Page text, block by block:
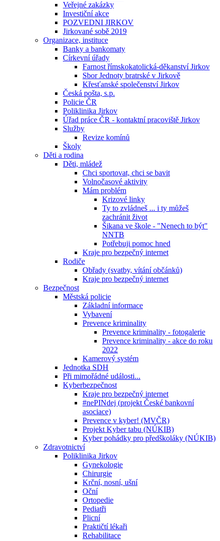
Veřejné zakázky
Investiční akce
POZVEDNI JIRKOV
Jirkované sobě 2019
Organizace, instituce
Banky a bankomaty
Církevní úřady
Farnost římskokatolická-děkanství Jirkov
Sbor Jednoty bratrské v Jirkově
Křesťanské společenství Jirkov
Česká pošta, s.p.
Policie ČR
Poliklinika Jirkov
Úřad práce ČR - kontaktní pracoviště Jirkov
Služby
Revize komínů
Školy
Děti a rodina
Děti, mládež
Chci sportovat, chci se bavit
Volnočasové aktivity
Mám problém
Krizové linky
Ty to zvládneš ... i ty můžeš
zachránit život
Šikana ve škole - "Nenech to být"
NNTB
Potřebuji pomoc hned
Kraje pro bezpečný internet
Rodiče
Obřady (svatby, vítání občánků)
Kraje pro bezpečný internet
Bezpečnost
Městská policie
Základní informace
Vybavení
Prevence kriminality
Prevence kriminality - fotogalerie
Prevence kriminality - akce do roku
2022
Kamerový systém
Jednotka SDH
Při mimořádné události...
Kyberbezpečnost
Kraje pro bezpečný internet
#nePINdej (projekt České bankovní
asociace)
Prevence v kyber! (MVČR)
Projekt Kyber tabu (NÚKIB)
Kyber pohádky pro předškoláky (NÚKIB)
Zdravotnictví
Poliklinika Jirkov
Gynekologie
Chirurgie
Krční, nosní, ušní
Oční
Ortopedie
Pediatři
Plicní
Praktičtí lékaři
Rehabilitace